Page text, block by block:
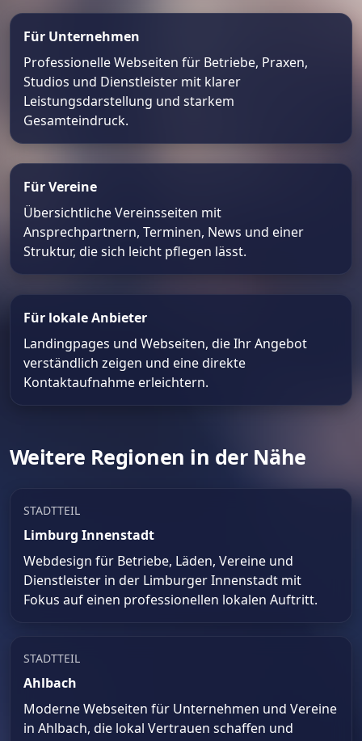
Für Unternehmen
Professionelle Webseiten für Betriebe, Praxen,
Studios und Dienstleister mit klarer
Leistungsdarstellung und starkem
Gesamteindruck.
Für Vereine
Übersichtliche Vereinsseiten mit
Ansprechpartnern, Terminen, News und einer
Struktur, die sich leicht pflegen lässt.
Für lokale Anbieter
Landingpages und Webseiten, die Ihr Angebot
verständlich zeigen und eine direkte
Kontaktaufnahme erleichtern.
Weitere Regionen in der Nähe
STADTTEIL
Limburg Innenstadt
Webdesign für Betriebe, Läden, Vereine und
Dienstleister in der Limburger Innenstadt mit
Fokus auf einen professionellen lokalen Auftritt.
STADTTEIL
Ahlbach
Moderne Webseiten für Unternehmen und Vereine
in Ahlbach, die lokal Vertrauen schaffen und